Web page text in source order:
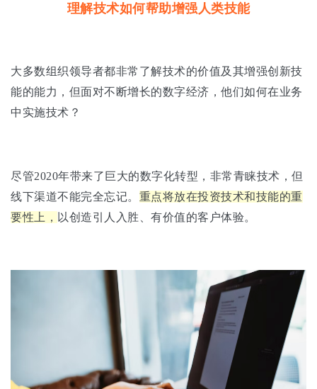
理解技术如何帮助增强人类技能
大多数组织领导者都非常了解技术的价值及其增强创新技
能的能力，但面对不断增长的数字经济，他们如何在业务
中实施技术？
尽管2020年带来了巨大的数字化转型，非常青睐技术，但
线下渠道不能完全忘记。 重点将放在投资技术和技能的重
要性上， 以创造引人入胜、有价值的客户体验。